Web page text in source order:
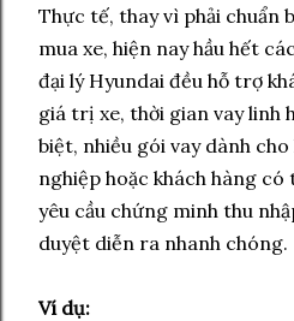
Thực tế, thay vì phải chuẩn
mua xe, hiện nay hầu hết
đại lý Hyundai đều hỗ trợ
giá trị xe, thời gian vay linh
biệt, nhiều gói vay dành
nghiệp hoặc khách hàng có
yêu cầu chứng minh thu
duyệt diễn ra nhanh chóng.
Ví dụ: